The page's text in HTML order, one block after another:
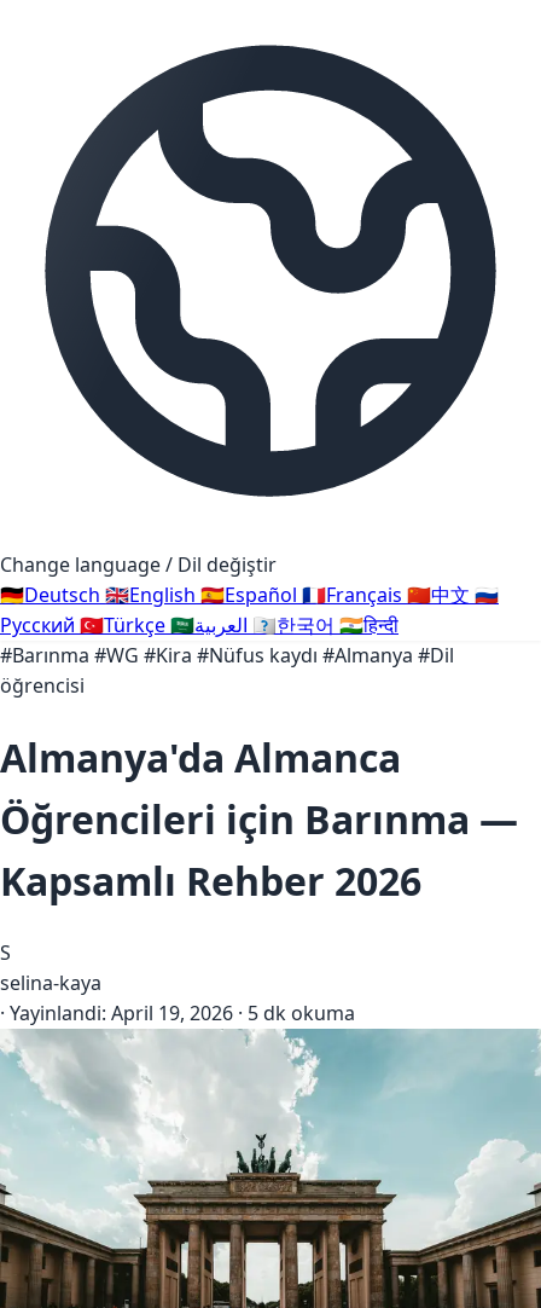
Change language / Dil değiştir
🇩🇪Deutsch 🇬🇧English 🇪🇸Español 🇫🇷Français 🇨🇳中文 🇷🇺
Русский 🇹🇷Türkçe🇸🇦 🇰🇷한국어 🇮🇳हिन्दी
#Barınma #WG #Kira #Nüfus kaydı #Almanya #Dil
öğrencisi
Almanya'da Almanca
Öğrencileri için Barınma —
Kapsamlı Rehber 2026
S
selina-kaya
· Yayinlandi: April 19, 2026 · 5 dk okuma